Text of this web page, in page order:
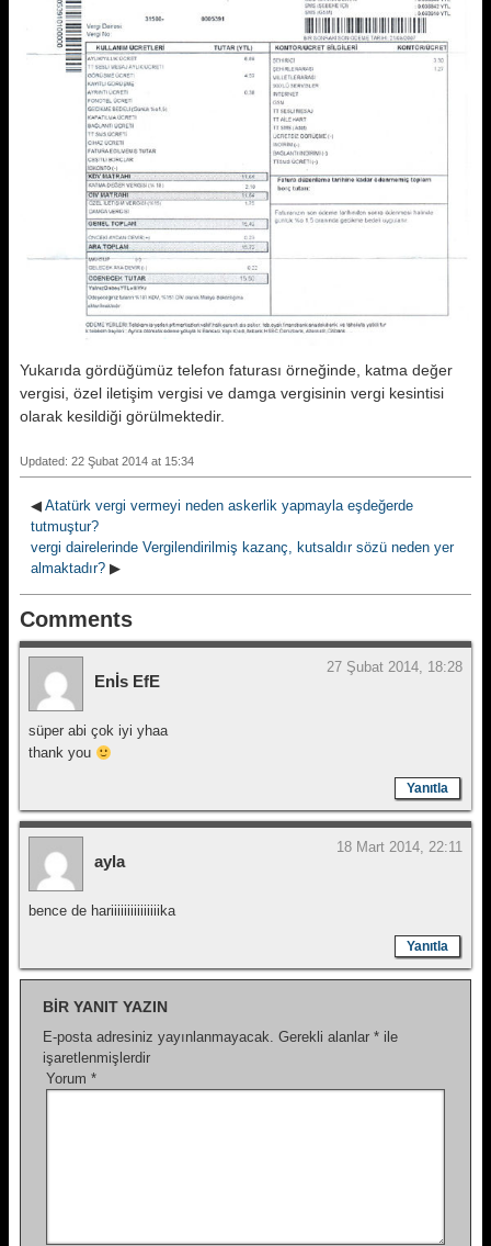
Yukarıda gördüğümüz telefon faturası örneğinde, katma değer
vergisi, özel iletişim vergisi ve damga vergisinin vergi kesintisi
olarak kesildiği görülmektedir.
Updated: 22 Şubat 2014 at 15:34
◀ Atatürk vergi vermeyi neden askerlik yapmayla eşdeğerde
tutmuştur?
vergi dairelerinde Vergilendirilmiş kazanç, kutsaldır sözü neden yer
almaktadır? ▶
Comments
Enİs EfE
27 Şubat 2014, 18:28
süper abi çok iyi yhaa
thank you
Yanıtla
ayla
18 Mart 2014, 22:11
bence de hariiiiiiiiiiiiiiika
Yanıtla
BIR YANIT YAZIN
E-posta adresiniz yayınlanmayacak. Gerekli alanlar * ile
işaretlenmişlerdir
Yorum *